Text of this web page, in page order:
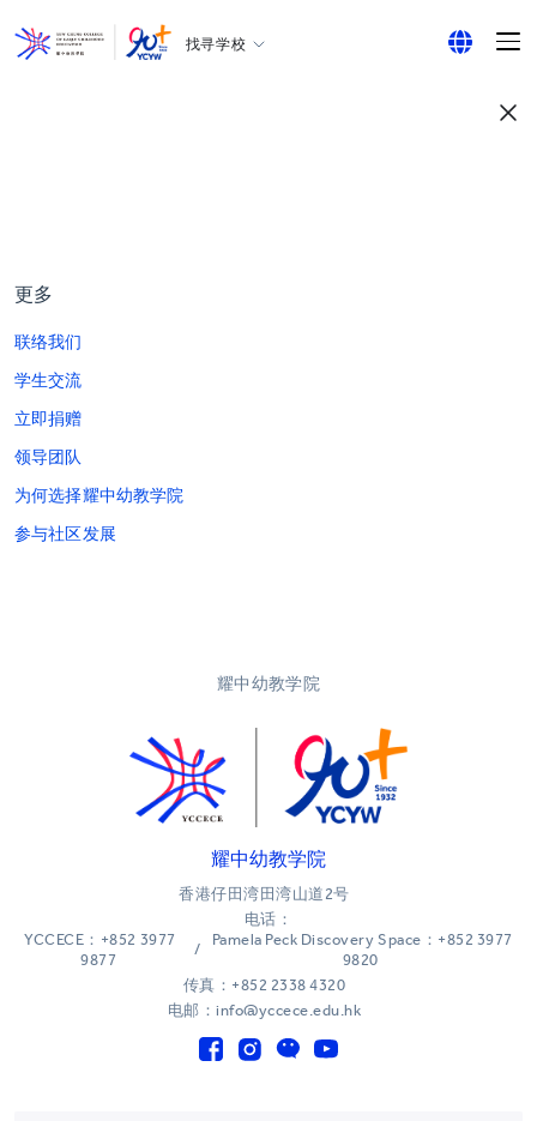
找寻学校
更多
联络我们
学生交流
立即捐赠
领导团队
为何选择耀中幼教学院
参与社区发展
耀中幼教学院
耀中幼教学院
香港仔田湾田湾山道2号
电话：
YCCECE：+852 3977
9877
/
Pamela Peck Discovery Space：+852 3977
9820
传真：+852 2338 4320
电邮：info@yccece.edu.hk